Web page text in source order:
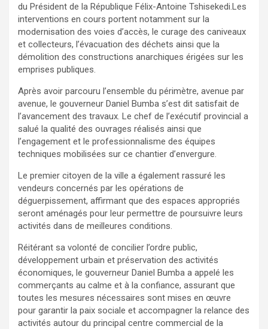
du Président de la République Félix-Antoine Tshisekedi.Les
interventions en cours portent notamment sur la
modernisation des voies d’accès, le curage des caniveaux
et collecteurs, l’évacuation des déchets ainsi que la
démolition des constructions anarchiques érigées sur les
emprises publiques.
Après avoir parcouru l’ensemble du périmètre, avenue par
avenue, le gouverneur Daniel Bumba s’est dit satisfait de
l’avancement des travaux. Le chef de l’exécutif provincial a
salué la qualité des ouvrages réalisés ainsi que
l’engagement et le professionnalisme des équipes
techniques mobilisées sur ce chantier d’envergure.
Le premier citoyen de la ville a également rassuré les
vendeurs concernés par les opérations de
déguerpissement, affirmant que des espaces appropriés
seront aménagés pour leur permettre de poursuivre leurs
activités dans de meilleures conditions.
Réitérant sa volonté de concilier l’ordre public,
développement urbain et préservation des activités
économiques, le gouverneur Daniel Bumba a appelé les
commerçants au calme et à la confiance, assurant que
toutes les mesures nécessaires sont mises en œuvre
pour garantir la paix sociale et accompagner la relance des
activités autour du principal centre commercial de la